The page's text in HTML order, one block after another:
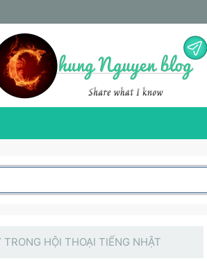
HỘI THOẠI TIẾNG NHẬT